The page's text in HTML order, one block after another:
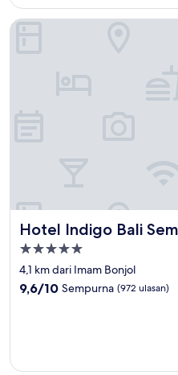
Hotel Indigo Bali
Hotel Indigo Bali
Properti
bintang
5.0
4,1 km dari Imam Bonjol
9.6
9,6/10 Sempurna (972 ulasan)
Hotel Indigo Bali Seminyak